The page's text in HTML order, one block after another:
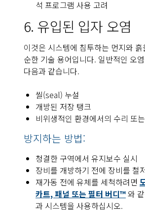
석 프로그램 사용 고려
6. 유입된 입자 오염
이것은 시스템에 침투하는 먼지와
순한 기술 용어입니다. 일반적인 오
다음과 같습니다.
씰(seal) 누설
개방된 저장 탱크
비위생적인 환경에서의 수리 또
방지하는 방법:
청결한 구역에서 유지보수 실시
장비를 개방하기 전에 장비를 철
재가동 전에 유체를 세척하려면
카트, 패널 또는 필터 버디™와
과 시스템을 사용하십시오.